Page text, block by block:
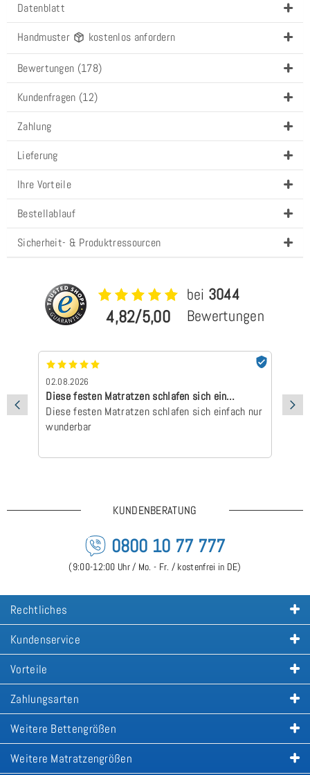
Datenblatt
Handmuster kostenlos anfordern
Bewertungen (178)
Kundenfragen (12)
Zahlung
Lieferung
Ihre Vorteile
Bestellablauf
Sicherheit- & Produktressourcen
4,82/5,00
bei 3044
Bewertungen
02.08.2026
Diese festen Matratzen schlafen sich ein…
Diese festen Matratzen schlafen sich einfach nur
wunderbar
KUNDENBERATUNG
0800 10 77 777
(9:00-12:00 Uhr / Mo. - Fr. / kostenfrei in DE)
Rechtliches
Kundenservice
Vorteile
Zahlungsarten
Weitere Bettengrößen
Weitere Matratzengrößen